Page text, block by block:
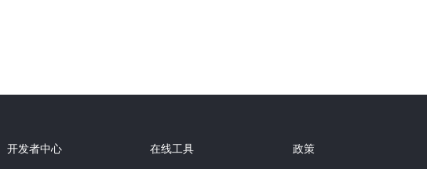
开发者中心
在线工具
政策